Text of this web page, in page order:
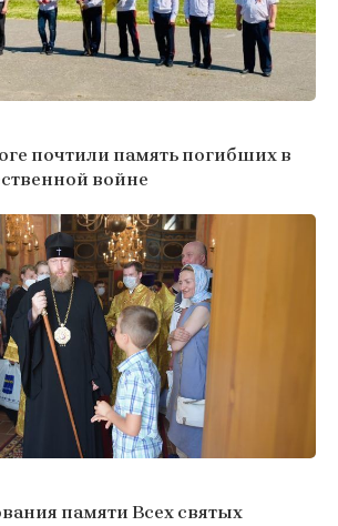
почтили память погибших в
войне
памяти Всех святых